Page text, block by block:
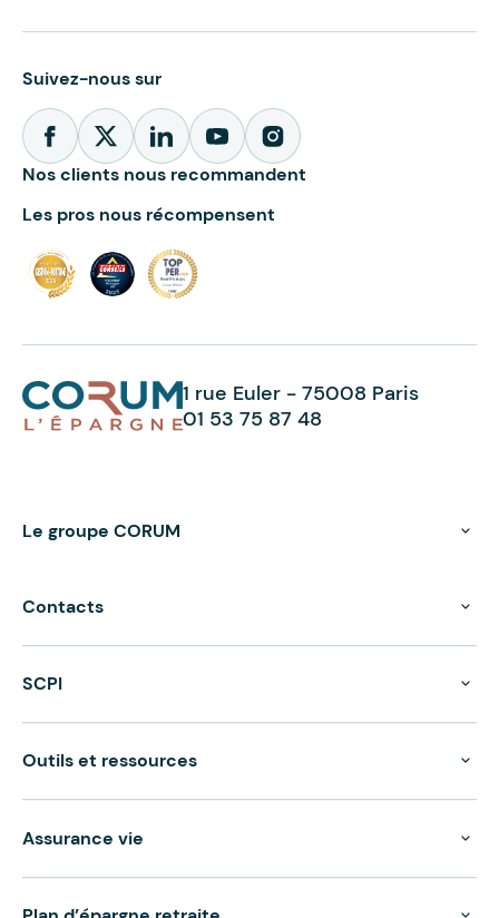
Suivez-nous sur
Nos clients nous recommandent
Les pros nous récompensent
1 rue Euler - 75008 Paris
01 53 75 87 48
Le groupe CORUM
Contacts
SCPI
Outils et ressources
Assurance vie